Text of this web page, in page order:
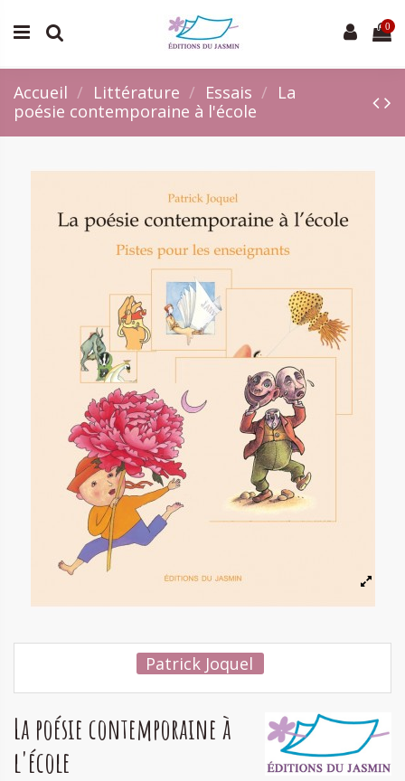
0
Accueil Littérature Essais
La
poésie contemporaine à l'école
Patrick Joquel
La poésie contemporaine à
l'école